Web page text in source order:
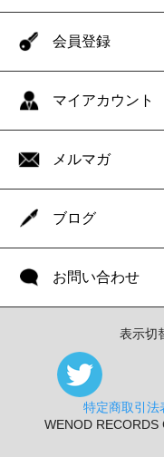
会員登録
マイアカウント
メルマガ
ブログ
お問い合わせ
表示切
特定商取引法
WENOD